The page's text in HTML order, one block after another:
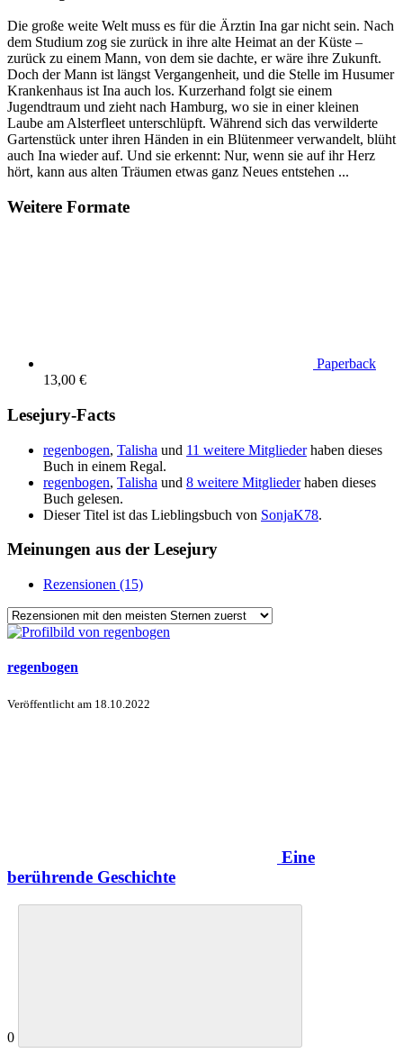
Die große weite Welt muss es für die Ärztin Ina gar nicht sein. Nach
dem Studium zog sie zurück in ihre alte Heimat an der Küste –
zurück zu einem Mann, von dem sie dachte, er wäre ihre Zukunft.
Doch der Mann ist längst Vergangenheit, und die Stelle im Husumer
Krankenhaus ist Ina auch los. Kurzerhand folgt sie einem
Jugendtraum und zieht nach Hamburg, wo sie in einer kleinen
Laube am Alsterfleet unterschlüpft. Während sich das verwilderte
Gartenstück unter ihren Händen in ein Blütenmeer verwandelt, blüht
auch Ina wieder auf. Und sie erkennt: Nur, wenn sie auf ihr Herz
hört, kann aus alten Träumen etwas ganz Neues entstehen ...
Weitere Formate
Paperback
13,00 €
Lesejury-Facts
regenbogen, Talisha und 11 weitere Mitgliederhaben dieses
Buch in einem Regal.
regenbogen, Talisha und 8 weitere Mitgliederhaben dieses
Buch gelesen.
Dieser Titel ist das Lieblingsbuch von SonjaK78.
Meinungen aus der Lesejury
Rezensionen (15)
regenbogen
Veröffentlicht am 18.10.2022
Eine
berührende Geschichte
0